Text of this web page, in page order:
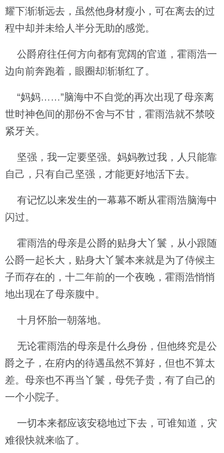
耀下渐渐远去，虽然他身材瘦小，可在离去的过
程中却并未给人半分无助的感觉。
公爵府往任何方向都有宽阔的官道，霍雨浩一
边向前奔跑着，眼圈却渐渐红了。
“妈妈……”脑海中不自觉的再次出现了母亲离
世时神色间的那份不舍与不甘，霍雨浩就不禁咬
紧牙关。
坚强，我一定要坚强。妈妈教过我，人只能靠
自己，只有自己坚强，才能更好地活下去。
有记忆以来发生的一幕幕不断从霍雨浩脑海中
闪过。
霍雨浩的母亲是公爵的贴身大丫鬟，从小跟随
公爵一起长大，贴身大丫鬟本来就是为了侍候主
子而存在的，十二年前的一个夜晚，霍雨浩悄悄
地出现在了母亲腹中。
十月怀胎一朝落地。
无论霍雨浩的母亲是什么身份，但他终究是公
爵之子，在府内的待遇虽然不算好，但也不算太
差。母亲也不再当丫鬟，母凭子贵，有了自己的
一个小院子。
一切本来都应该安稳地过下去，可谁知道，灾
难很快就来临了。